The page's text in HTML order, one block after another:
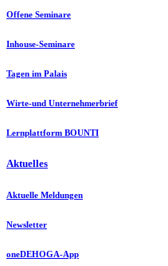
Offene Seminare
Inhouse-Seminare
Tagen im Palais
Wirte-und Unternehmerbrief
Lernplattform BOUNTI
Aktuelles
Aktuelle Meldungen
Newsletter
oneDEHOGA-App